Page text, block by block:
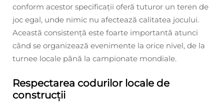
conform acestor specificații oferă tuturor un teren de
joc egal, unde nimic nu afectează calitatea jocului.
Această consistență este foarte importantă atunci
când se organizează evenimente la orice nivel, de la
turnee locale până la campionate mondiale.
Respectarea codurilor locale de
construcții